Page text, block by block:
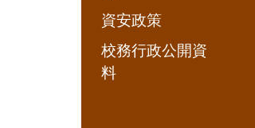
資安政策
校務行政公開資
料